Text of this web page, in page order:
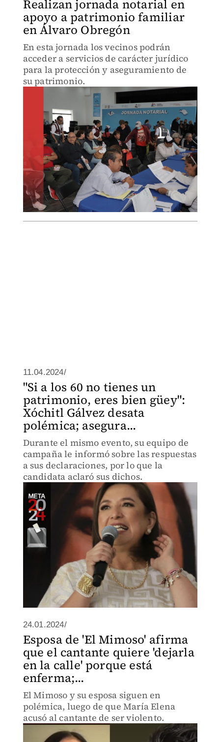
Realizan jornada notarial en
apoyo a patrimonio familiar
en Álvaro Obregón
En esta jornada los vecinos podrán
acceder a servicios de carácter jurídico
para la protección y aseguramiento de
su patrimonio.
11.04.2024/
"Si a los 60 no tienes un
patrimonio, eres bien güey":
Xóchitl Gálvez desata
polémica; asegura...
Durante el mismo evento, su equipo de
campaña le informó sobre las respuestas
a sus declaraciones, por lo que la
candidata aclaró sus dichos.
24.01.2024/
Esposa de 'El Mimoso' afirma
que el cantante quiere 'dejarla
en la calle' porque está
enferma;...
El Mimoso y su esposa siguen en
polémica, luego de que María Elena
acusó al cantante de ser violento.